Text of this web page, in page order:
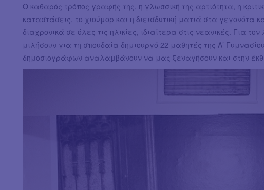
Ο καθαρός τρόπος γραφής της, η γλωσσική της αρτιότητα, η
καταστάσεις, το χιούμορ και η διεισδυτική ματιά στα γεγονότα
διαχρονικά σε όλες τις ηλικίες, ιδιαίτερα στις νεανικές. Για
μιλήσουν για τη σπουδαία δημιουργό 22 μαθητές της Α’
δημοσιογράφων αναλαμβάνουν να μας ξεναγήσουν και στην